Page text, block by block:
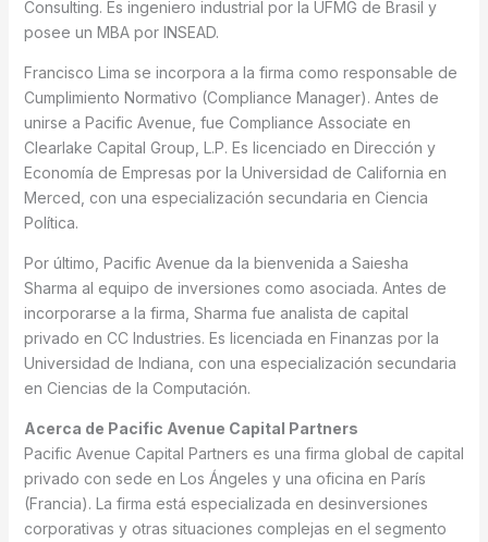
Consulting. Es ingeniero industrial por la UFMG de Brasil y
posee un MBA por INSEAD.
Francisco Lima se incorpora a la firma como responsable de
Cumplimiento Normativo (Compliance Manager). Antes de
unirse a Pacific Avenue, fue Compliance Associate en
Clearlake Capital Group, L.P. Es licenciado en Dirección y
Economía de Empresas por la Universidad de California en
Merced, con una especialización secundaria en Ciencia
Política.
Por último, Pacific Avenue da la bienvenida a Saiesha
Sharma al equipo de inversiones como asociada. Antes de
incorporarse a la firma, Sharma fue analista de capital
privado en CC Industries. Es licenciada en Finanzas por la
Universidad de Indiana, con una especialización secundaria
en Ciencias de la Computación.
Acerca de Pacific Avenue Capital Partners
Pacific Avenue Capital Partners es una firma global de capital
privado con sede en Los Ángeles y una oficina en París
(Francia). La firma está especializada en desinversiones
corporativas y otras situaciones complejas en el segmento